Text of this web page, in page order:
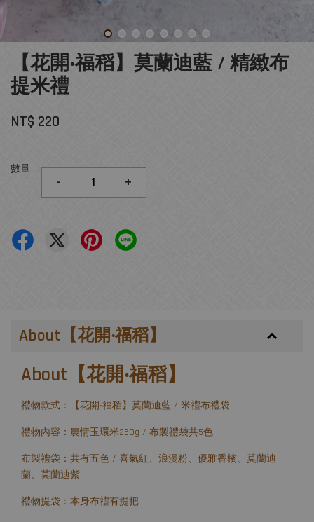
【花開‧福稻】莫蘭迪藍 / 精緻布
提米禮
NT$ 220
數量
- +
About【花開‧福稻】
About【花開‧福稻】
禮物款式：【花開‧福稻】莫蘭迪藍 / 米禮布禮袋
禮物內容：農情玉環米250g / 布製禮袋共5色
布製禮袋：共有五色 / 喜氣紅、浪漫粉、優雅香檳、莫蘭迪
蘭、莫蘭迪紫
禮物提袋：本身布禮有提把